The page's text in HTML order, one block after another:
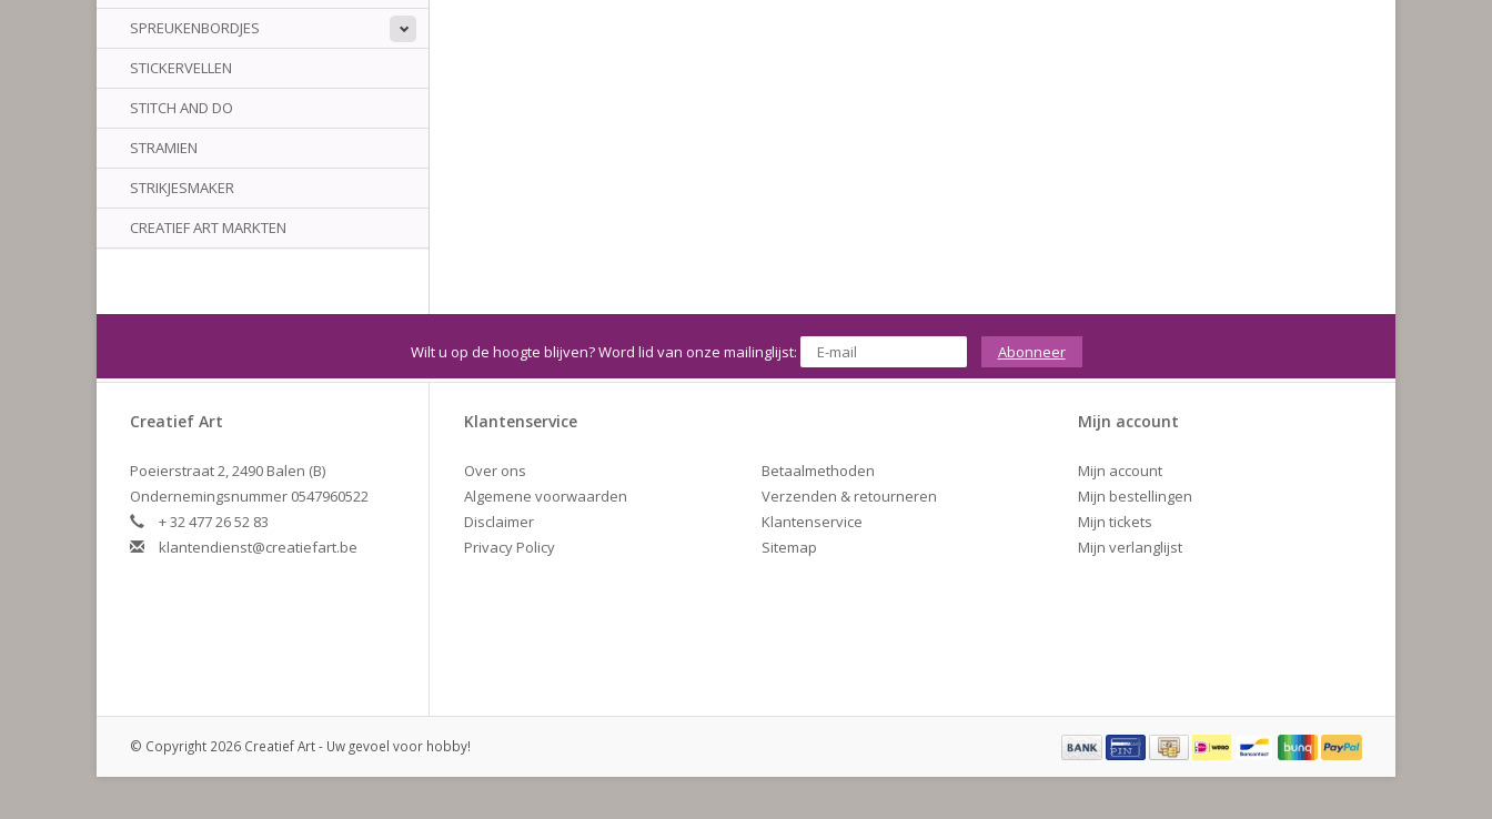
SPREUKENBORDJES
STICKERVELLEN
STITCH AND DO
STRAMIEN
STRIKJESMAKER
CREATIEF ART MARKTEN
Wilt u op de hoogte blijven? Word lid van onze mailinglijst: Abonneer
Creatief Art
Poeierstraat 2, 2490 Balen (B)
Ondernemingsnummer 0547960522
+ 32 477 26 52 83
klantendienst@creatiefart.be
Klantenservice
Over ons
Algemene voorwaarden
Disclaimer
Privacy Policy
Betaalmethoden
Verzenden & retourneren
Klantenservice
Sitemap
Mijn account
Mijn account
Mijn bestellingen
Mijn tickets
Mijn verlanglijst
© Copyright 2026 Creatief Art - Uw gevoel voor hobby!